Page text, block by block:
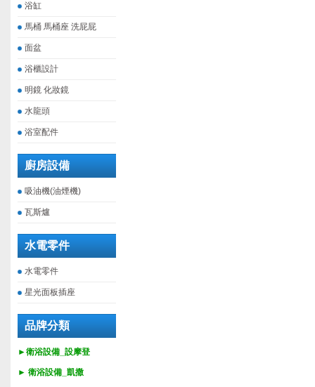
浴缸
馬桶 馬桶座 洗屁屁
面盆
浴櫃設計
明鏡 化妝鏡
水龍頭
浴室配件
廚房設備
吸油機(油煙機)
瓦斯爐
水電零件
水電零件
星光面板插座
品牌分類
►衛浴設備_設摩登
► 衛浴設備_ 凱撒